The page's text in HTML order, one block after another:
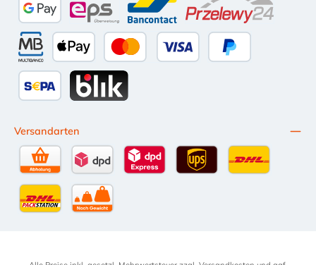
Google Pay eps Bancontact Przelewy24
MultibancoApple Pay
Versandarten
DPD Standardversand
Selbstabholung